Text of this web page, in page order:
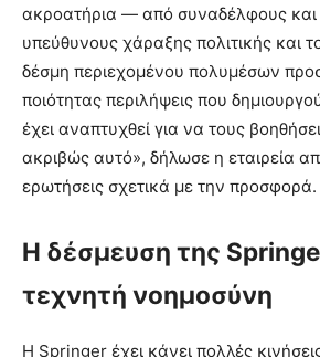
ακροατήρια — από συναδέλφους
υπεύθυνους χάραξης πολιτικής και
δέσμη περιεχομένου πολυμέσων
ποιότητας περιλήψεις που
έχει αναπτυχθεί για να τους
ακριβώς αυτό», δήλωσε η εταιρεία
ερωτήσεις σχετικά με την προσφορά.
Η δέσμευση της
τεχνητή νοημοσύνη
Η Springer έχει κάνει πολλές